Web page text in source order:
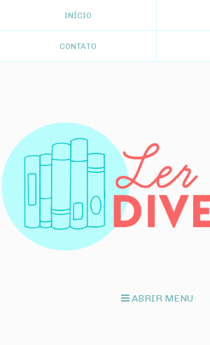
INÍCIO
CONTATO
ABRIR MENU